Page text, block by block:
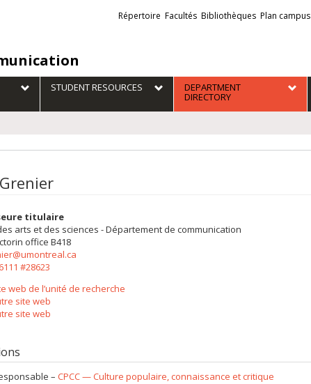
Liens
externes
Répertoire Facultés Bibliothèques Plan campus
STUDENT RESOURCES DEPARTMENT
DIRECTORY
titulaire
arts et des sciences - Département de communication
office B418
#28623
web de l’unité de recherche
site web
site web
– CPCC — Culture populaire, connaissance et critique